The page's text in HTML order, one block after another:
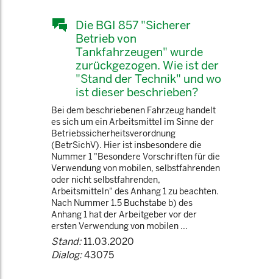
Die BGI 857 "Sicherer
Betrieb von
Tankfahrzeugen" wurde
zurückgezogen. Wie ist der
"Stand der Technik" und wo
ist dieser beschrieben?
Bei dem beschriebenen Fahrzeug handelt
es sich um ein Arbeitsmittel im Sinne der
Betriebssicherheitsverordnung
(BetrSichV). Hier ist insbesondere die
Nummer 1 "Besondere Vorschriften für die
Verwendung von mobilen, selbstfahrenden
oder nicht selbstfahrenden,
Arbeitsmitteln" des Anhang 1 zu beachten.
Nach Nummer 1.5 Buchstabe b) des
Anhang 1 hat der Arbeitgeber vor der
ersten Verwendung von mobilen ...
Stand:11.03.2020
Dialog:43075